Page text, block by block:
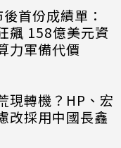
首份成績單：
飆 158億美元資
力軍備代價
現轉機？HP、宏
改採用中國長鑫